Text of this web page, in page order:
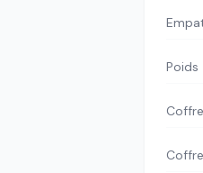
Poids
Coffre